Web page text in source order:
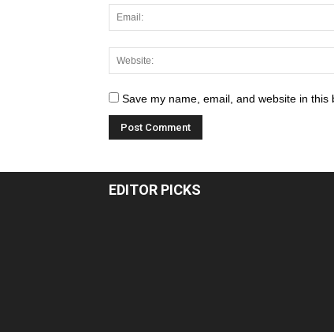
Save my name, email, and website in
EDITOR PICKS